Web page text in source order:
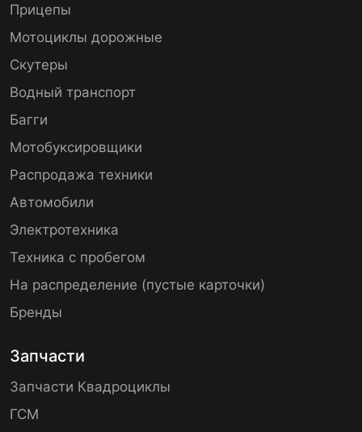
Прицепы
Мотоциклы дорожные
Скутеры
Водный транспорт
Багги
Мотобуксировщики
Распродажа техники
Автомобили
Электротехника
Техника с пробегом
На распределение (пустые карточки)
Бренды
Запчасти
Запчасти Квадроциклы
ГСМ